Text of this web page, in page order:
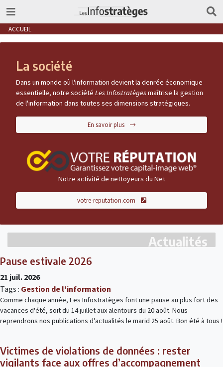
ACCUEIL
La société
Dans un monde où l'information devient la denrée économique
essentielle, notre société Les Infostratèges maîtrise la gestion
de l'information dans toutes ses dimensions stratégiques.
En savoir plus
Notre activité de nettoyeurs du Net
votre-reputation.com
Actualités
Pause estivale 2026
21 juil. 2026
Tags : Gestion de l'information
Comme chaque année, Les Infostratèges font une pause au plus fort des
vacances d'été, soit du 14 juillet aux alentours du 20 août. Nous
reprendrons nos publications d'actualités le marid 25 août. Bon été à tous !
Victimes de violations de données : rester
vigilants face aux offres d’accompagnement